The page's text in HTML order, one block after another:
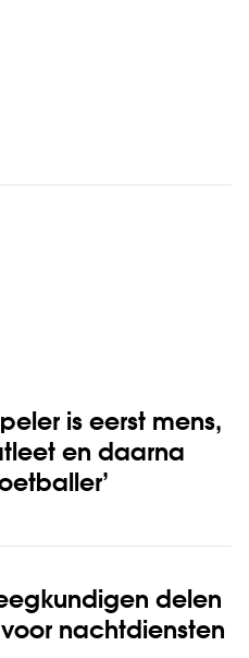
is eerst mens,
en daarna
delen
nachtdiensten